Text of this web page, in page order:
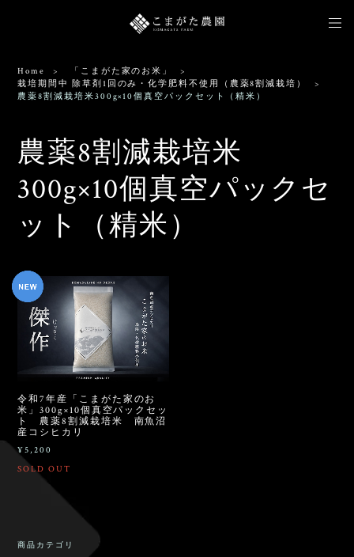
Home
「こまがた家のお米」
栽培期間中 除草剤1回のみ・化学肥料不使用（農薬8割減栽培）
農薬8割減栽培米300g×10個真空パックセット（精米）
農薬8割減栽培米
300g×10個真空パックセ
ット（精米）
令和7年産「こまがた家のお
米」300g×10個真空パックセッ
ト 農薬8割減栽培米 南魚沼
産コシヒカリ
¥5,200
SOLD OUT
商品カテゴリ